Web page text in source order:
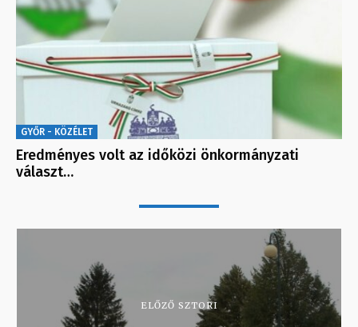
GYŐR - KÖZÉLET
Eredményes volt az időközi önkormányzati
választ…
ELŐZŐ SZTORI